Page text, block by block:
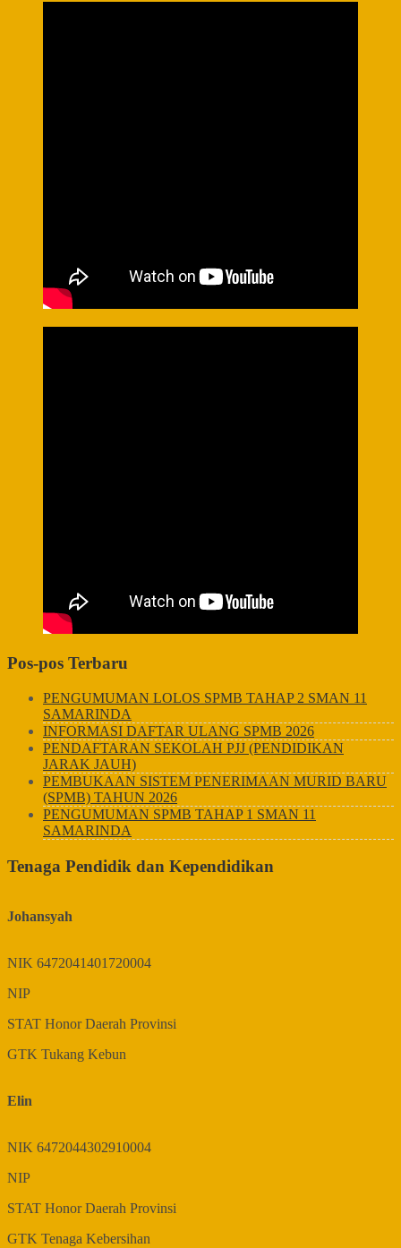
Pos-pos Terbaru
PENGUMUMAN LOLOS SPMB TAHAP 2 SMAN 11
SAMARINDA
INFORMASI DAFTAR ULANG SPMB 2026
PENDAFTARAN SEKOLAH PJJ (PENDIDIKAN
JARAK JAUH)
PEMBUKAAN SISTEM PENERIMAAN MURID BARU
(SPMB) TAHUN 2026
PENGUMUMAN SPMB TAHAP 1 SMAN 11
SAMARINDA
Tenaga Pendidik dan Kependidikan
Johansyah
NIK 6472041401720004
NIP
STAT Honor Daerah Provinsi
GTK Tukang Kebun
Elin
NIK 6472044302910004
NIP
STAT Honor Daerah Provinsi
GTK Tenaga Kebersihan